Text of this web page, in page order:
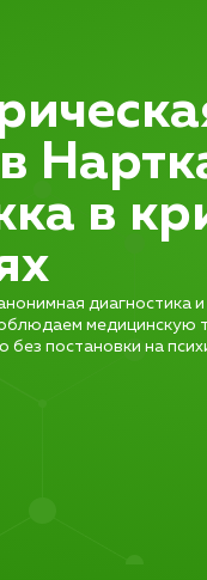
в
диагностика
медицинскую
без постановки на